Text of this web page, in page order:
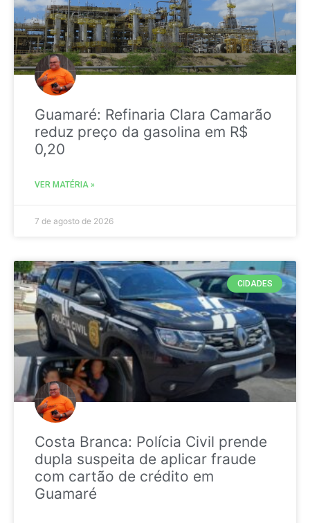
Guamaré: Refinaria Clara Camarão
reduz preço da gasolina em R$
0,20
VER MATÉRIA »
7 de agosto de 2026
CIDADES
Costa Branca: Polícia Civil prende
dupla suspeita de aplicar fraude
com cartão de crédito em
Guamaré